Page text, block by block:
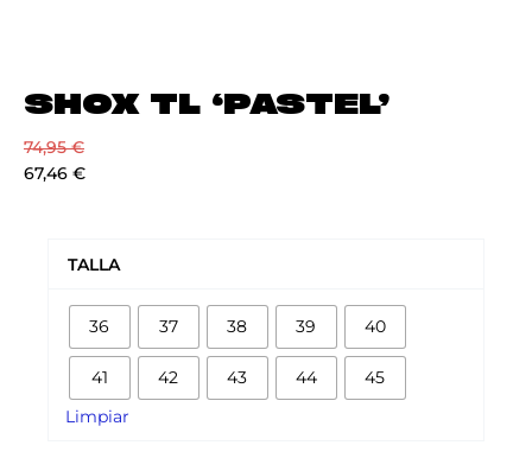
SHOX TL ‘PASTEL’
74,95€
67,46 €
TALLA
36 37 38 39 40
41 42 43 44 45
Limpiar
cantidad